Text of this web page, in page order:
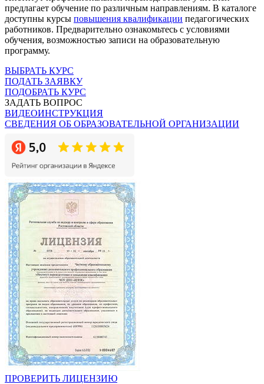
предлагает обучение по различным направлениям. В каталоге
доступны курсы повышения квалификации педагогических
работников. Предварительно ознакомьтесь с условиями
обучения, возможностью записи на образовательную
программу.
ВЫБРАТЬ КУРС
ПОДАТЬ ЗАЯВКУ
ПОДОБРАТЬ КУРС
ЗАДАТЬ ВОПРОС
ВИДЕОИНСТРУКЦИЯ
СВЕДЕНИЯ ОБ ОБРАЗОВАТЕЛЬНОЙ ОРГАНИЗАЦИИ
ПРОВЕРИТЬ ЛИЦЕНЗИЮ